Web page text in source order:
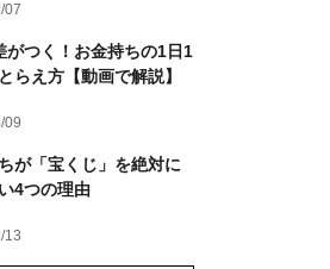
07
がつく！お金持ちの1日1
らえ方【動画で解説】
09
が「宝くじ」を絶対に
4つの理由
13